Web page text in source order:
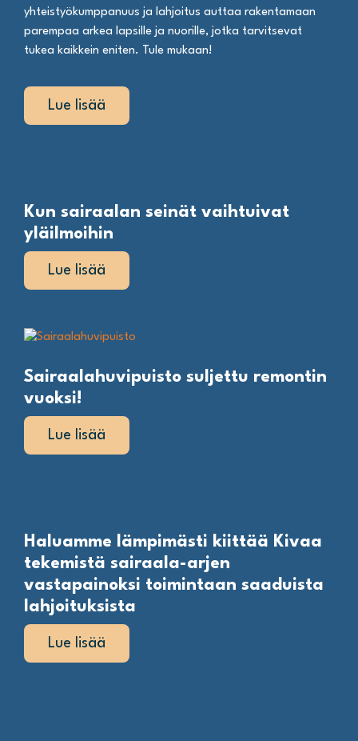
yhteistyökumppanuus ja lahjoitus auttaa rakentamaan
parempaa arkea lapsille ja nuorille, jotka tarvitsevat
tukea kaikkein eniten. Tule mukaan!
Lue lisää
Kun sairaalan seinät vaihtuivat
yläilmoihin
Lue lisää
Sairaalahuvipuisto suljettu remontin
vuoksi!
Lue lisää
Haluamme lämpimästi kiittää Kivaa
tekemistä sairaala-arjen
vastapainoksi toimintaan saaduista
lahjoituksista
Lue lisää